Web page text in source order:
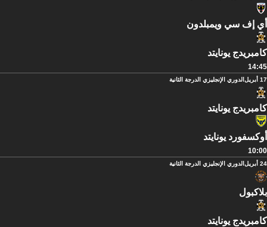
أي إف سي ويمبلدون
كامبريدج يونايتد
14:45
17 أبريل الدوري الإنجليزي الدرجة الثانية
كامبريدج يونايتد
أوكسفورد يونايتد
10:00
24 أبريل الدوري الإنجليزي الدرجة الثانية
بلاكبول
كامبريدج يونايتد